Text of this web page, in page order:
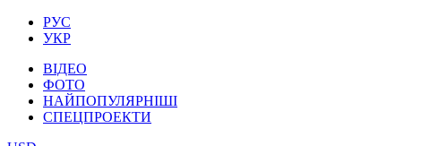
РУС
УКР
ВІДЕО
ФОТО
НАЙПОПУЛЯРНІШІ
СПЕЦПРОЕКТИ